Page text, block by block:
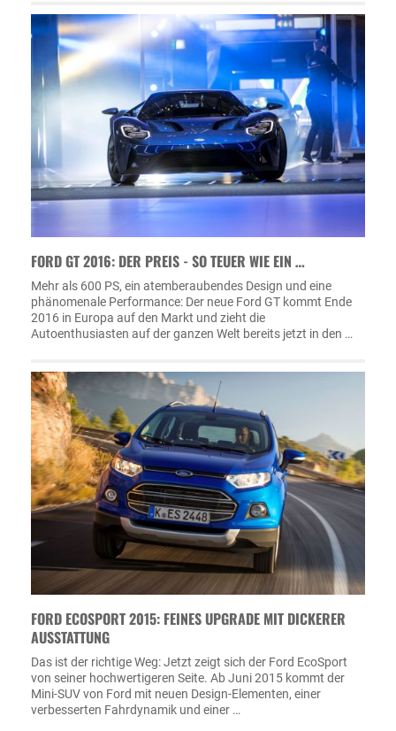
FORD GT 2016: DER PREIS - SO TEUER WIE EIN …
Mehr als 600 PS, ein atemberaubendes Design und eine
phänomenale Performance: Der neue Ford GT kommt Ende
2016 in Europa auf den Markt und zieht die
Autoenthusiasten auf der ganzen Welt bereits jetzt in den …
FORD ECOSPORT 2015: FEINES UPGRADE MIT DICKERER
AUSSTATTUNG
Das ist der richtige Weg: Jetzt zeigt sich der Ford EcoSport
von seiner hochwertigeren Seite. Ab Juni 2015 kommt der
Mini-SUV von Ford mit neuen Design-Elementen, einer
verbesserten Fahrdynamik und einer …